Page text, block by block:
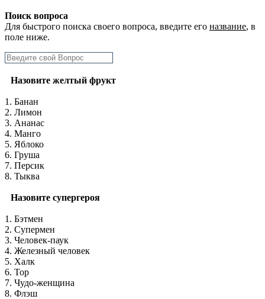
Поиск вопроса
Для быстрого поиска своего вопроса, введите его название, в
поле ниже.
Назовите желтый фрукт
1. Банан
2. Лимон
3. Ананас
4. Манго
5. Яблоко
6. Груша
7. Персик
8. Тыква
Назовите супергероя
1. Бэтмен
2. Супермен
3. Человек-паук
4. Железный человек
5. Халк
6. Тор
7. Чудо-женщина
8. Флэш